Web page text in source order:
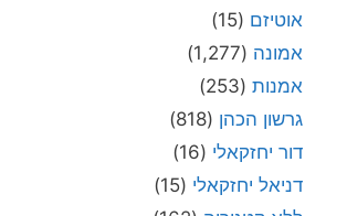
אוטיזם (15)
אמונה (1,277)
אמנות (253)
גרשון הכהן (818)
דור יחזקאלי (16)
דניאל יחזקאלי (15)